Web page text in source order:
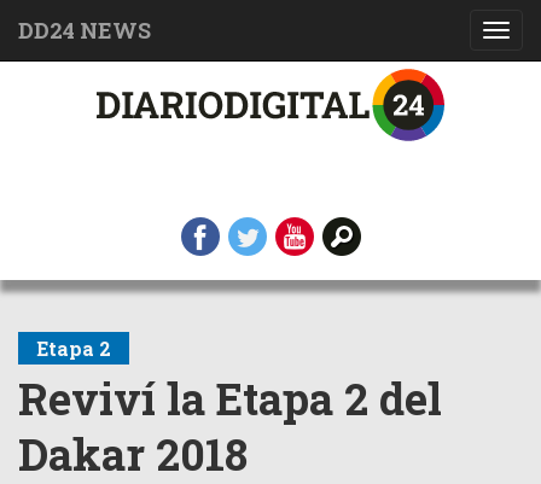
DD24 NEWS
Etapa 2
Reviví la Etapa 2 del
Dakar 2018